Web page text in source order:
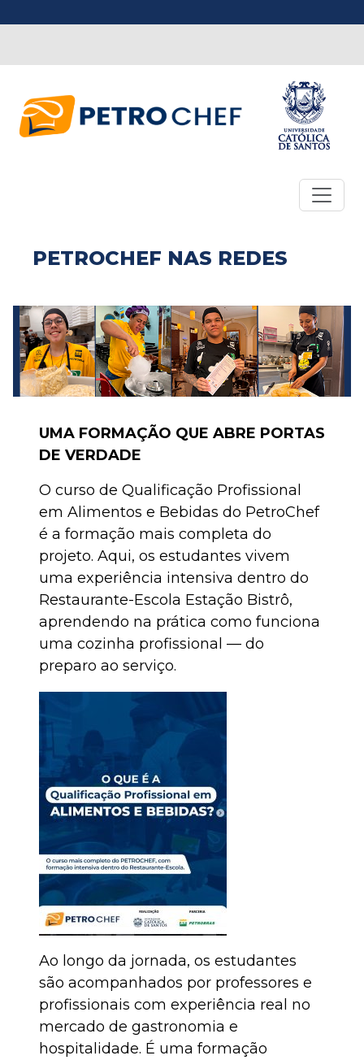
PETROCHEF NAS REDES
UMA FORMAÇÃO QUE ABRE PORTAS
DE VERDADE
O curso de Qualificação Profissional
em Alimentos e Bebidas do PetroChef
é a formação mais completa do
projeto. Aqui, os estudantes vivem
uma experiência intensiva dentro do
Restaurante-Escola Estação Bistrô,
aprendendo na prática como funciona
uma cozinha profissional — do
preparo ao serviço.
Ao longo da jornada, os estudantes
são acompanhados por professores e
profissionais com experiência real no
mercado de gastronomia e
hospitalidade. É uma formação